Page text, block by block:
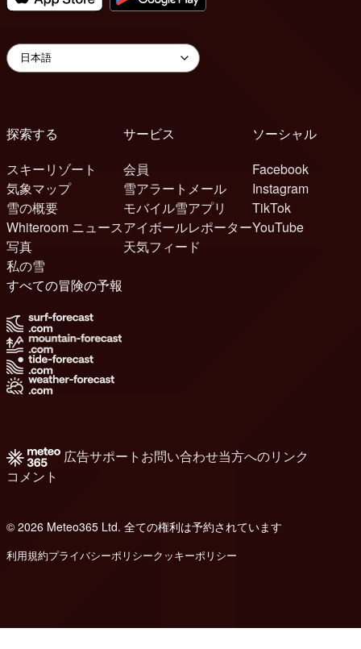
探索する
スキーリゾート
気象マップ
雪の概要
Whiteroom ニュース
写真
私の雪
サービス
会員
雪アラートメール
モバイル雪アプリ
アイボールレポーター
天気フィード
ソーシャル
Facebook
Instagram
TikTok
YouTube
すべての冒険の予報
広告サポート お問い合わせ当方へのリンク
コメント
© 2026 Meteo365 Ltd. 全ての権利は予約されています
利用規約プライバシーポリシークッキーポリシー